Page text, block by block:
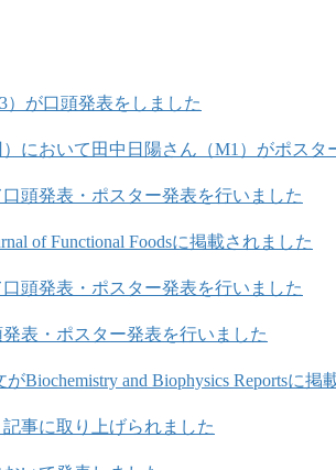
）が口頭発表をしました
において田中日陽さん（M1）がポスタ
頭発表・ポスター発表を行いました
of Functional Foodsに掲載されました
頭発表・ポスター発表を行いました
表・ポスター発表を行いました
Biochemistry and Biophysics Reportsに掲
事に取り上げられました